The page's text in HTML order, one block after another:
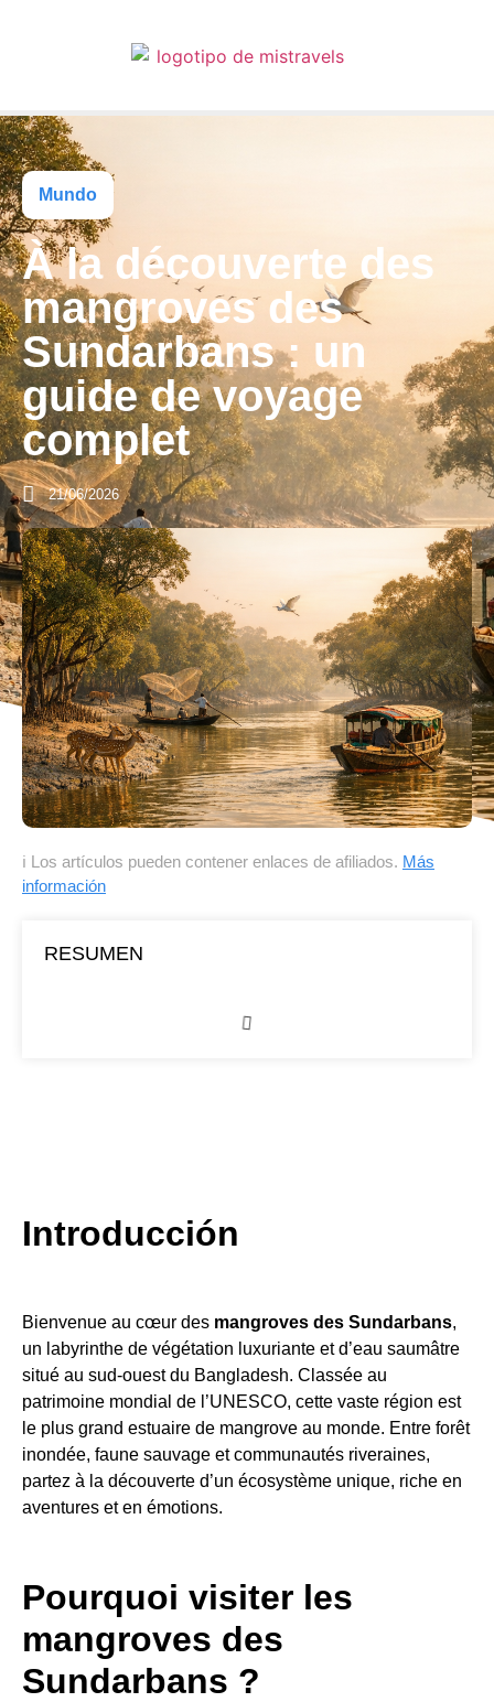
Mundo
À la découverte des
mangroves des
Sundarbans : un
guide de voyage
complet
21/06/2026
ℹ Los artículos pueden contener enlaces de afiliados. Más
información
RESUMEN
Introducción
Bienvenue au cœur des mangroves des Sundarbans,
un labyrinthe de végétation luxuriante et d’eau saumâtre
situé au sud-ouest du Bangladesh. Classée au
patrimoine mondial de l’UNESCO, cette vaste région est
le plus grand estuaire de mangrove au monde. Entre forêt
inondée, faune sauvage et communautés riveraines,
partez à la découverte d’un écosystème unique, riche en
aventures et en émotions.
Pourquoi visiter les
mangroves des
Sundarbans ?